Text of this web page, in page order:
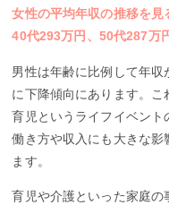
女性の平均年収の推移を見
40代293万円、50代287万
男性は年齢に比例して年
に下降傾向にあります。こ
育児というライフイベン
働き方や収入にも大きな影
ます。
育児や介護といった家庭の